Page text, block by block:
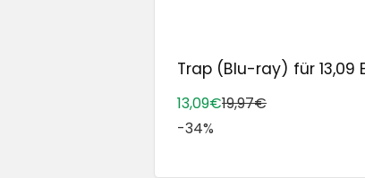
Trap (Blu-ray) für 13,09
13,09€19,97€
-34%